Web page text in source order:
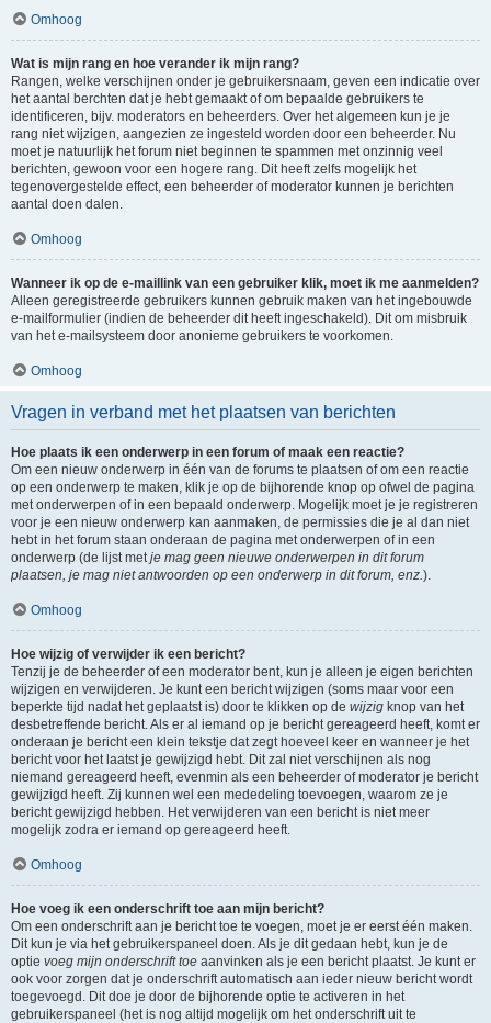
Omhoog
Wat is mijn rang en hoe verander ik mijn rang?
Rangen, welke verschijnen onder je gebruikersnaam, geven een indicatie over
het aantal berchten dat je hebt gemaakt of om bepaalde gebruikers te
identificeren, bijv. moderators en beheerders. Over het algemeen kun je je
rang niet wijzigen, aangezien ze ingesteld worden door een beheerder. Nu
moet je natuurlijk het forum niet beginnen te spammen met onzinnig veel
berichten, gewoon voor een hogere rang. Dit heeft zelfs mogelijk het
tegenovergestelde effect, een beheerder of moderator kunnen je berichten
aantal doen dalen.
Omhoog
Wanneer ik op de e-maillink van een gebruiker klik, moet ik me aanmelden?
Alleen geregistreerde gebruikers kunnen gebruik maken van het ingebouwde
e-mailformulier (indien de beheerder dit heeft ingeschakeld). Dit om misbruik
van het e-mailsysteem door anonieme gebruikers te voorkomen.
Omhoog
Vragen in verband met het plaatsen van berichten
Hoe plaats ik een onderwerp in een forum of maak een reactie?
Om een nieuw onderwerp in één van de forums te plaatsen of om een reactie
op een onderwerp te maken, klik je op de bijhorende knop op ofwel de pagina
met onderwerpen of in een bepaald onderwerp. Mogelijk moet je je registreren
voor je een nieuw onderwerp kan aanmaken, de permissies die je al dan niet
hebt in het forum staan onderaan de pagina met onderwerpen of in een
onderwerp (de lijst metje mag geen nieuwe onderwerpen in dit forum
plaatsen, je mag niet antwoorden op een onderwerp in dit forum, enz.).
Omhoog
Hoe wijzig of verwijder ik een bericht?
Tenzij je de beheerder of een moderator bent, kun je alleen je eigen berichten
wijzigen en verwijderen. Je kunt een bericht wijzigen (soms maar voor een
beperkte tijd nadat het geplaatst is) door te klikken op de wijzig knop van het
desbetreffende bericht. Als er al iemand op je bericht gereageerd heeft, komt er
onderaan je bericht een klein tekstje dat zegt hoeveel keer en wanneer je het
bericht voor het laatst je gewijzigd hebt. Dit zal niet verschijnen als nog
niemand gereageerd heeft, evenmin als een beheerder of moderator je bericht
gewijzigd heeft. Zij kunnen wel een mededeling toevoegen, waarom ze je
bericht gewijzigd hebben. Het verwijderen van een bericht is niet meer
mogelijk zodra er iemand op gereageerd heeft.
Omhoog
Hoe voeg ik een onderschrift toe aan mijn bericht?
Om een onderschrift aan je bericht toe te voegen, moet je er eerst één maken.
Dit kun je via het gebruikerspaneel doen. Als je dit gedaan hebt, kun je de
optie voeg mijn onderschrift toe aanvinken als je een bericht plaatst. Je kunt er
ook voor zorgen dat je onderschrift automatisch aan ieder nieuw bericht wordt
toegevoegd. Dit doe je door de bijhorende optie te activeren in het
gebruikerspaneel (het is nog altijd mogelijk om het onderschrift uit te